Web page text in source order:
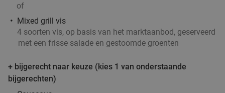
of
Mixed grill vis
4 soorten vis, op basis van het marktaanbod, geserveerd
met een frisse salade en gestoomde groenten
+ bijgerecht naar keuze (kies 1 van onderstaande
bijgerechten)